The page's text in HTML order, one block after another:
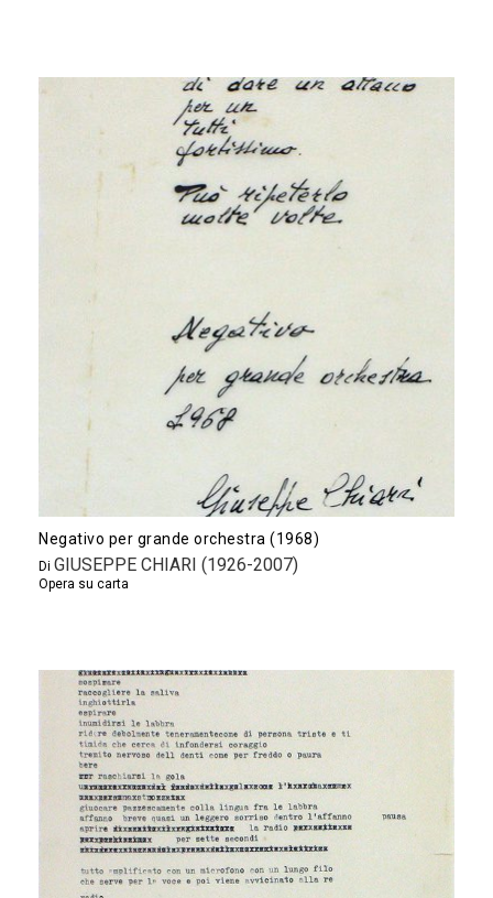
Negativo per grande orchestra (1968)
Di GIUSEPPE CHIARI (1926-2007)
Opera su carta